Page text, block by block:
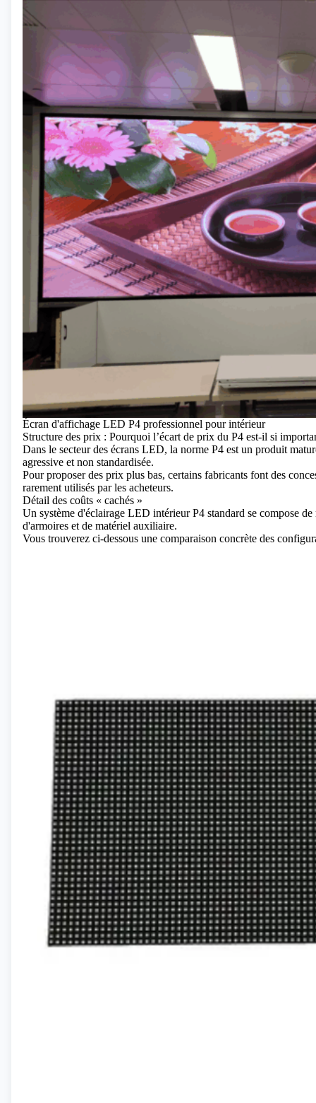
Écran d'affichage LED P4 professionnel pour intérieur
Structure des prix : Pourquoi l’écart de prix du P4 est-il si
Dans le secteur des écrans LED, la norme P4 est un produit
agressive et non standardisée.
Pour proposer des prix plus bas, certains fabricants font des
rarement utilisés par les acheteurs.
Détail des coûts « cachés »
Un système d'éclairage LED intérieur P4 standard se compose
d'armoires et de matériel auxiliaire.
Vous trouverez ci-dessous une comparaison concrète des